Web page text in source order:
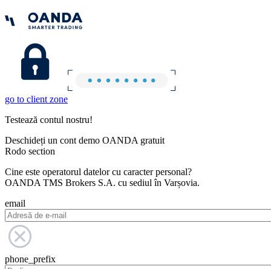
go to client zone
Testează contul nostru!
Deschideți un cont demo OANDA gratuit
Rodo section
Cine este operatorul datelor cu caracter personal?
OANDA TMS Brokers S.A. cu sediul în Varșovia.
email
phone_prefix